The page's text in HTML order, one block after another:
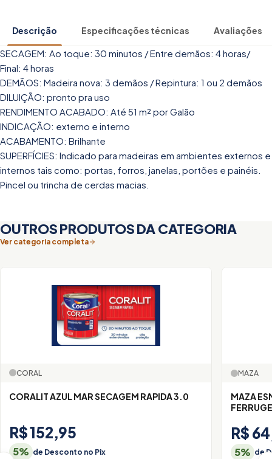
Descrição Especificações técnicas Avaliações
SECAGEM: Ao toque: 30 minutos / Entre demãos: 4 horas/
Final: 4 horas
DEMÃOS: Madeira nova: 3 demãos / Repintura: 1 ou 2 demãos
DILUIÇÃO: pronto pra uso
RENDIMENTO ACABADO: Até 51 m² por Galão
INDICAÇÃO: externo e interno
ACABAMENTO: Brilhante
SUPERFÍCIES: Indicado para madeiras em ambientes externos e
internos tais como: portas, forros, janelas, portões e painéis.
Pincel ou trincha de cerdas macias.
OUTROS PRODUTOS DA CATEGORIA
Ver categoria completa
CORAL
CORALIT AZUL MAR SECAGEM RAPIDA 3.0
R$ 152,95
5% de Desconto no Pix
MAZA
MAZA
R$
5% de